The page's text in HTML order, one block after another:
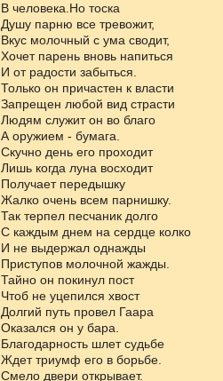
В человека.Но тоска
Душу парню все тревожит,
Вкус молочный с ума сводит,
Хочет парень вновь напиться
И от радости забыться.
Только он причастен к власти
Запрещен любой вид страсти
Людям служит он во благо
А оружием - бумага.
Скучно день его проходит
Лишь когда луна восходит
Получает передышку
Жалко очень всем парнишку.
Так терпел песчаник долго
С каждым днем на сердце колко
И не выдержал однажды
Приступов молочной жажды.
Тайно он покинул пост
Чтоб не уцепился хвост
Долгий путь провел Гаара
Оказался он у бара.
Благодарность шлет судьбе
Ждет триумф его в борьбе.
Смело двери открывает.